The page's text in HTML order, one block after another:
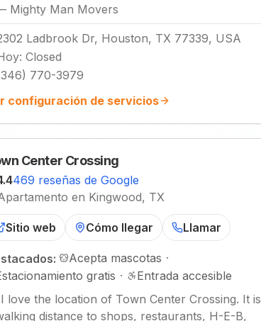
Mighty Man Movers
Ladbrook Dr, Houston, TX 77339, USA
: Closed
770-3979
configuración de servicios
Center Crossing
469 reseñas de Google
en Kingwood, TX
Sitio web Cómo llegar Llamar
Acepta mascotas ·
gratis ·
Entrada accesible
I love the location of Town Center Crossing. It is
distance to shops, restaurants, H-E-B,